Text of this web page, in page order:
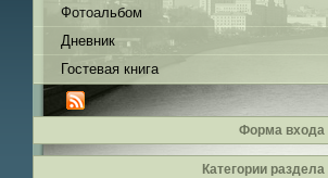
Фотоальбом
Дневник
Гостевая книга
Форма входа
Категории раздела